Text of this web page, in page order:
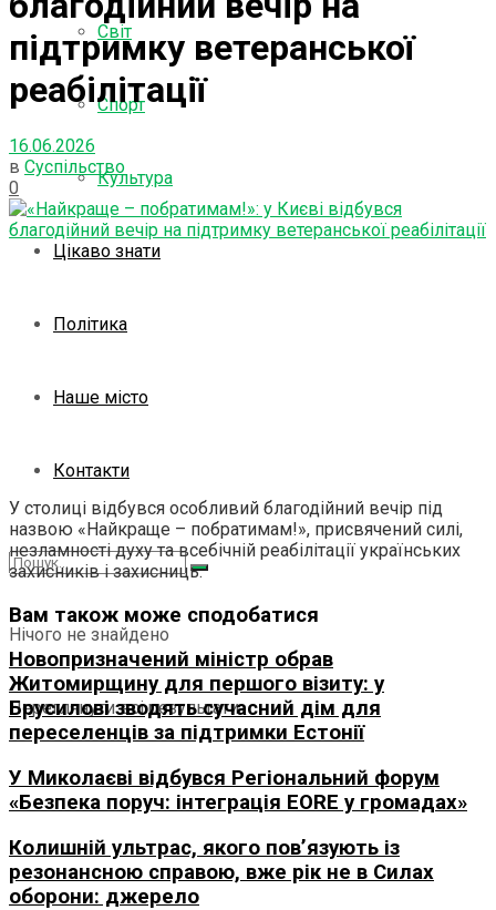
Світ
Спорт
Культура
Цікаво знати
Політика
Наше місто
Контакти
Нічого не знайдено
Переглянути всі результати
підтримку ветеранської
реабілітації
16.06.2026
в Суспільство
0
У столиці відбувся особливий благодійний вечір під
назвою «Найкраще – побратимам!», присвячений силі,
незламності духу та всебічній реабілітації українських
захисників і захисниць.
Вам також може сподобатися
Новопризначений міністр обрав
Житомирщину для першого візиту: у
Брусилові зводять сучасний дім для
переселенців за підтримки Естонії
У Миколаєві відбувся Регіональний форум
«Безпека поруч: інтеграція EORE у громадах»
Колишній ультрас, якого пов’язують із
резонансною справою, вже рік не в Силах
оборони: джерело